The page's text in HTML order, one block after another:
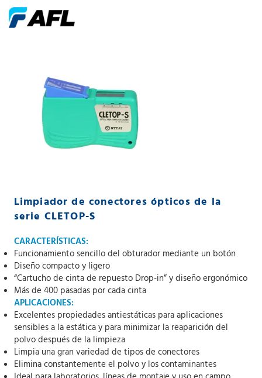
Limpiador de conectores ópticos de la
serie CLETOP-S
CARACTERÍSTICAS:
Funcionamiento sencillo del obturador mediante un botón
Diseño compacto y ligero
“Cartucho de cinta de repuesto Drop-in” y diseño ergonómico
Más de 400 pasadas por cada cinta
APLICACIONES:
Excelentes propiedades antiestáticas para aplicaciones
sensibles a la estática y para minimizar la reaparición del
polvo después de la limpieza
Limpia una gran variedad de tipos de conectores
Elimina constantemente el polvo y los contaminantes